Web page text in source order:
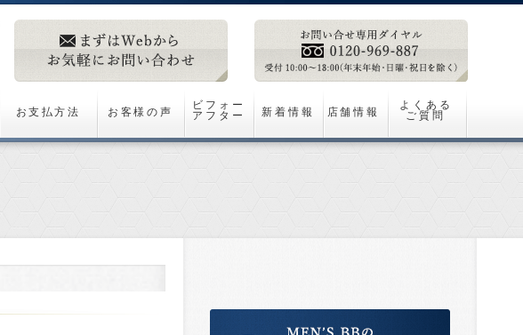
お支払方法 お客様の声
ビフォー
アフター
新着情報 店舗情報
よくある
ご質問